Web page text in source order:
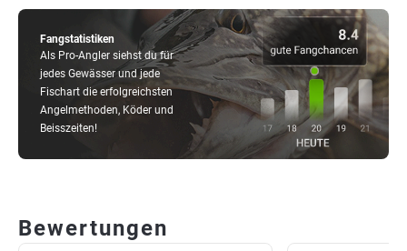
Fangstatistiken
Als Pro-Angler siehst du für
jedes Gewässer und jede
Fischart die erfolgreichsten
Angelmethoden, Köder und
Beisszeiten!
Bewertungen